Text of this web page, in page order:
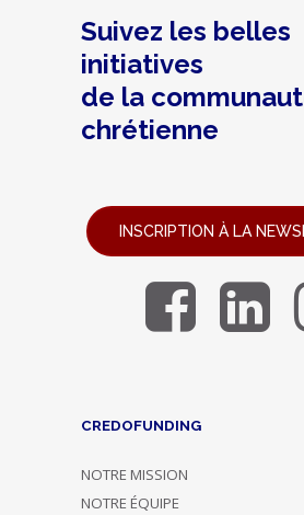
Suivez les belles
initiatives
de la
chrétienne
INSCRIPTION À LA
CREDOFUNDING
NOTRE MISSION
NOTRE ÉQUIPE